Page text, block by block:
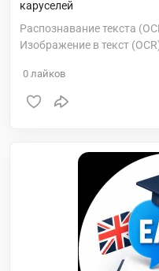
каруселей
Распознавание текста
Изображение в текст
0 лайков